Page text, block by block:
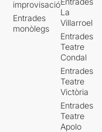
improvisació
Entrades
monòlegs
La
Villarroel
Entrades
Teatre
Condal
Entrades
Teatre
Victòria
Entrades
Teatre
Apolo